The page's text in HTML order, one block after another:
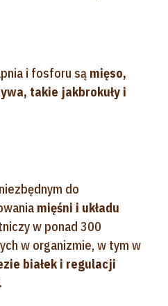
i fosforu są mięso,
takie jakbrokuły i
do
mięśni i układu
w ponad 300
w organizmie, w tym w
białek i regulacji
.